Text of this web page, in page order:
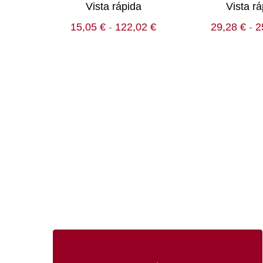
Vista rápida
15,05€ - 122,02€Rango
Vista
29,28€ -